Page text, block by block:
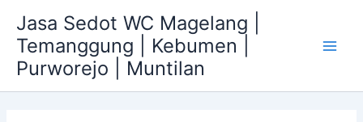
content
Jasa Sedot WC Magelang |
Temanggung | Kebumen |
Purworejo | Muntilan